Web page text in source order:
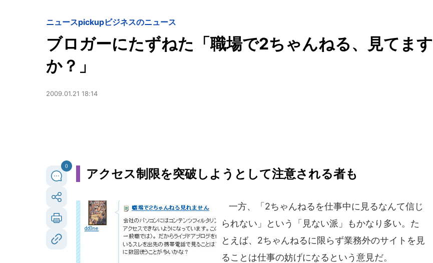
ニュースpickupビジネスのニュース
ブロガーにたずねた「職場で2ちゃんねる、見てます
か？」
2009.01.21 18:14
0
アクセス制限を突破しようとして注意される者も
一方、「2ちゃんねるを仕事中に見るなんて信じ
られない」という「見ない派」もかなり多い。た
とえば、2ちゃんねるに限らず業務外のサイトを見
ることは仕事の妨げになるという意見だ。